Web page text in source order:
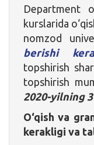
Department
kurslarida
nomzod
berishi
topshirish
topshirish
2020-yilning
O‘qish va
kerakligi va